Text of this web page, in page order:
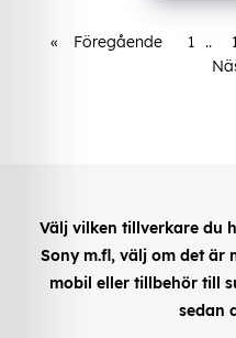
« Föregående 1 ..
Välj vilken tillverkare du
Sony m.fl, välj om det
mobil eller tillbehör till
sedan